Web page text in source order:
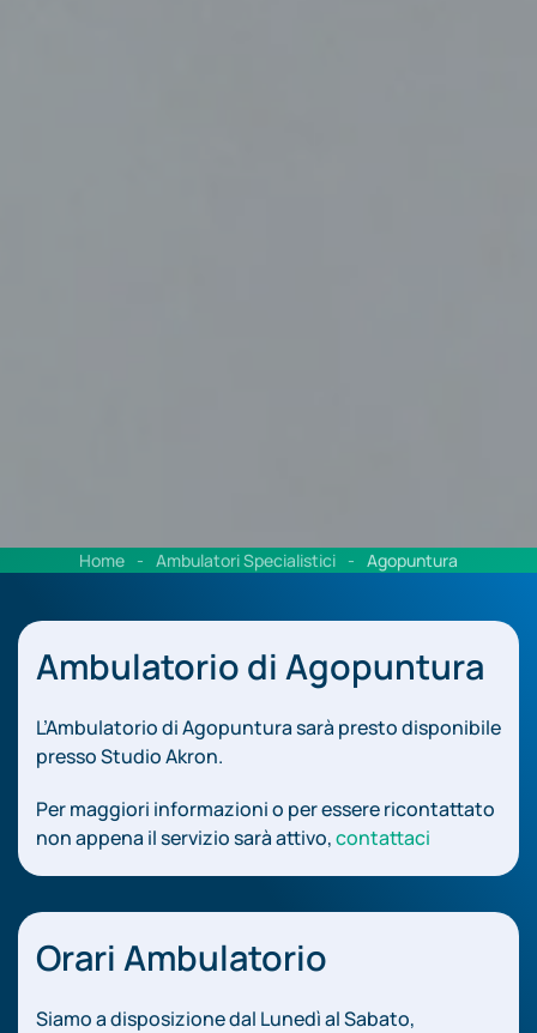
Home Ambulatori Specialistici Agopuntura
Ambulatorio di Agopuntura
L’Ambulatorio di Agopuntura sarà presto disponibile
presso Studio Akron.
Per maggiori informazioni o per essere ricontattato
non appena il servizio sarà attivo,contattaci
Orari Ambulatorio
Siamo a disposizione dal Lunedì al Sabato,